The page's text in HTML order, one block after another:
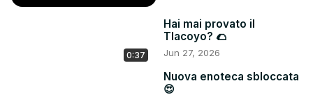
0:37
Hai mai provato il
Tlacoyo? 🌮
Jun 27, 2026
Nuova enoteca sbloccata
😍